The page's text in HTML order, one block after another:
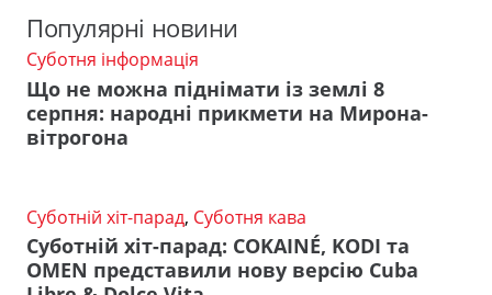
Популярні новини
Суботня інформація
Що не можна піднімати із землі 8
серпня: народні прикмети на Мирона-
вітрогона
Суботній хіт-парад, Суботня кава
Суботній хіт-парад: COKAINÉ, KODI та
OMEN представили нову версію Cuba